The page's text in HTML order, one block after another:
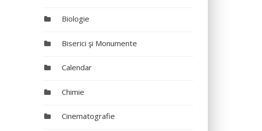
Biologie
Biserici şi Monumente
Calendar
Chimie
Cinematografie